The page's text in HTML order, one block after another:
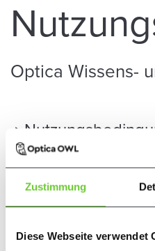
Zustimmung
Diese Webseite verwendet
Optica Wissens-
→
Vertragspartner
→
Mitarbeiter-Account
Campus